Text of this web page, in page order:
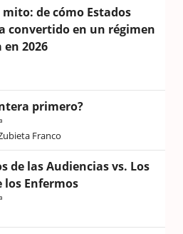
mito: de cómo Estados
convertido en un régimen
2026
primero?
Franco
de las Audiencias vs. Los
los Enfermos